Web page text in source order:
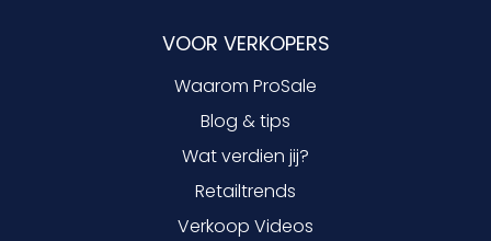
VOOR VERKOPERS
Waarom ProSale
Blog & tips
Wat verdien jij?
Retailtrends
Verkoop Videos